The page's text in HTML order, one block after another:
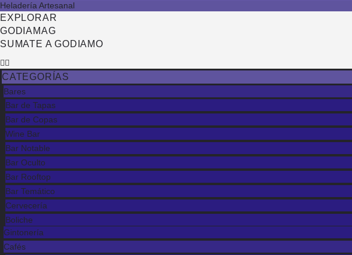
Heladería Artesanal
EXPLORAR
GODIAMAG
SUMATE A GODIAMO
CATEGORÍAS
Bares
Bar de Tapas
Bar de Copas
Wine Bar
Bar Notable
Bar Oculto
Bar Rooftop
Bar Temático
Cervecería
Boliche
Gintonería
Cafés